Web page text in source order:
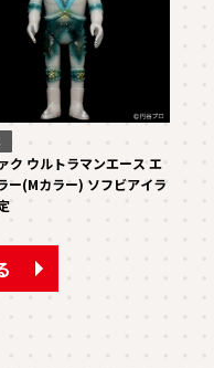
ク ウルトラマンエース エ
ー(Mカラー) ソフビアイラ